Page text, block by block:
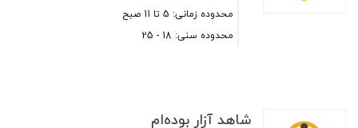
محدوده زمانی: 5 تا 11 صبح
محدوده سنی: 18 - 25
شاهد آزار بوده‌ام